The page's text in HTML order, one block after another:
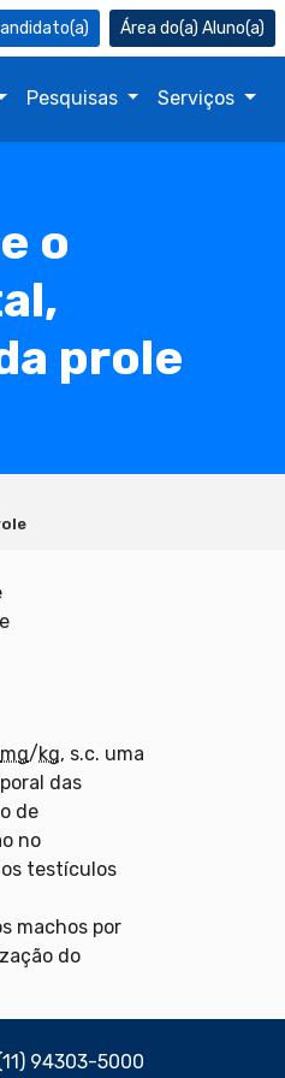
Aluno(a)
Pesquisas Serviços
o
prole
mg/kg, s.c. uma
das
de
no
testículos
machos por
do
94303-5000